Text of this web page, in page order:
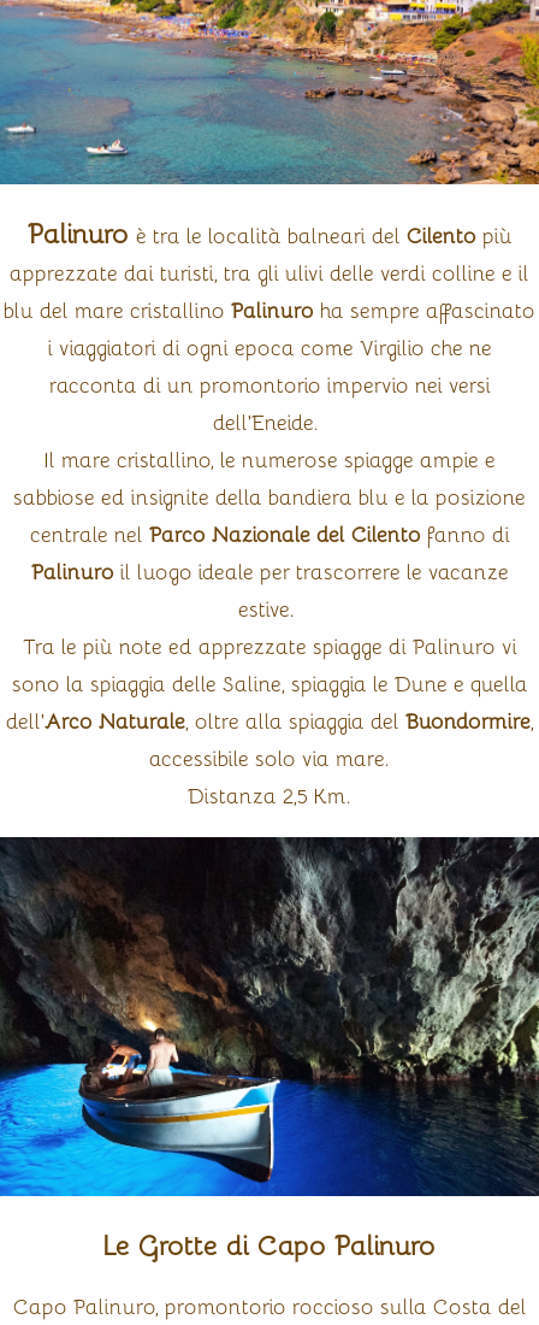
Palinuro è tra le località balneari del Cilento più
apprezzate dai turisti, tra gli ulivi delle verdi colline e il
blu del mare cristallino Palinuro ha sempre affascinato
i viaggiatori di ogni epoca come Virgilio che ne
racconta di un promontorio impervio nei versi
dell'Eneide.
Il mare cristallino, le numerose spiagge ampie e
sabbiose ed insignite della bandiera blu e la posizione
centrale nel Parco Nazionale del Cilento fanno di
Palinuro il luogo ideale per trascorrere le vacanze
estive.
Tra le più note ed apprezzate spiagge di Palinuro vi
sono la spiaggia delle Saline, spiaggia le Dune e quella
dell'Arco Naturale, oltre alla spiaggia del Buondormire,
accessibile solo via mare.
Distanza 2,5 Km.
Le Grotte di Capo Palinuro
Capo Palinuro, promontorio roccioso sulla Costa del